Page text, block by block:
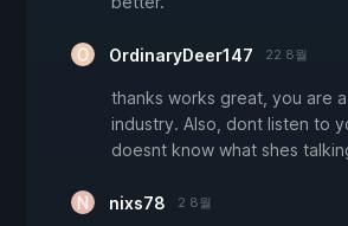
OrdinaryDeer147 22 8월
thanks works great, you are
industry. Also, dont listen to
doesnt know what shes
nixs78 2 8월